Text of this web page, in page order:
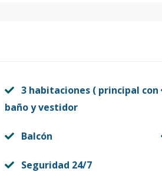
3 habitaciones ( principal con
baño y vestidor
Balcón
Seguridad 24/7